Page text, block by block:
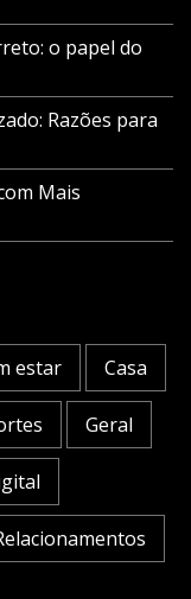
o papel do
Razões para
Mais
estar Casa
Geral